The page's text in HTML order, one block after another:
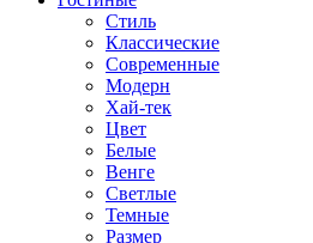
Стиль
Классические
Современные
Модерн
Хай-тек
Цвет
Белые
Венге
Светлые
Темные
Размер